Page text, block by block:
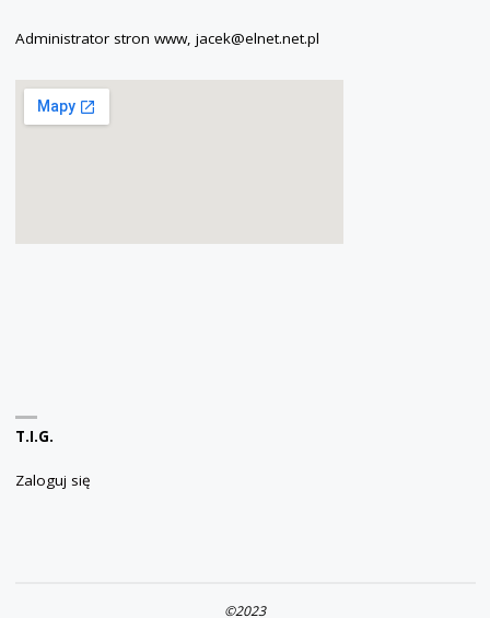
Administrator stron www, jacek@elnet.net.pl
T.I.G.
Zaloguj się
©2023